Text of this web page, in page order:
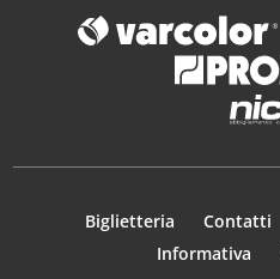
Biglietteria Contatti
Informativa